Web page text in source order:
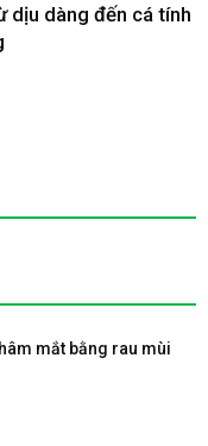
dịu dàng đến cá tính
mắt bằng rau mùi